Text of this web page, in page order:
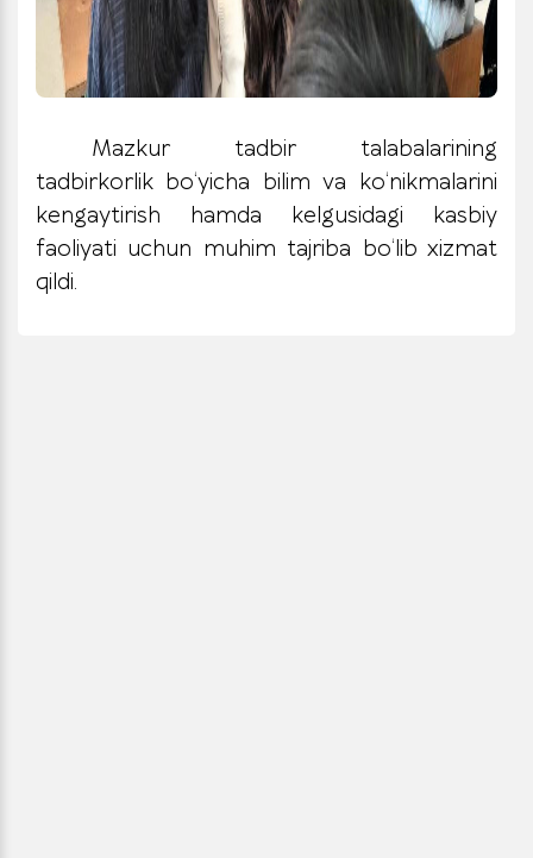
Mazkur tadbir talabalarining
tadbirkorlik bo‘yicha bilim va ko‘nikmalarini
kengaytirish hamda kelgusidagi kasbiy
faoliyati uchun muhim tajriba bo‘lib xizmat
qildi.